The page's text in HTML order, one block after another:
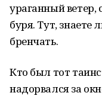
ураганный
буря. Тут, знаете
бренчать.
Кто был тот
надорвался за